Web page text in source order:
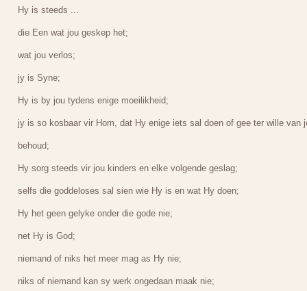
Hy is steeds ...
die Een wat jou geskep het;
wat jou verlos;
jy is Syne;
Hy is by jou tydens enige moeilikheid;
jy is so kosbaar vir Hom, dat Hy enige iets sal doen of gee ter wille van
behoud;
Hy sorg steeds vir jou kinders en elke volgende geslag;
selfs die goddeloses sal sien wie Hy is en wat Hy doen;
Hy het geen gelyke onder die gode nie;
net Hy is God;
niemand of niks het meer mag as Hy nie;
niks of niemand kan sy werk ongedaan maak nie;